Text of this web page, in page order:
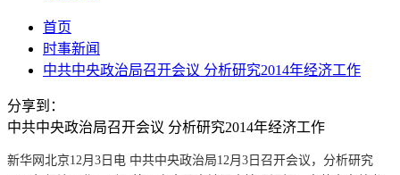
首页
时事新闻
中共中央政治局召开会议 分析研究2014年经济工作
分享到：
中共中央政治局召开会议 分析研究2014年经济工作
新华网北京12月3日电 中共中央政治局12月3日召开会议，分析研究